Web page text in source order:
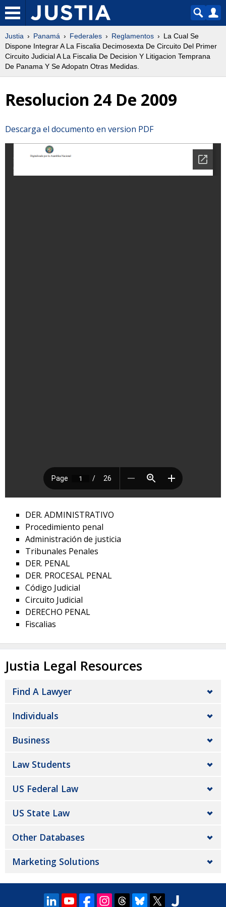
Justia Panamá Federales Reglamentos
La Cual Se
Dispone Integrar A La Fiscalia Decimosexta De Circuito Del Primer
Circuito Judicial A La Fiscalia De Decision Y Litigacion Temprana
De Panama Y Se Adopatn Otras Medidas.
Resolucion 24 De 2009
Descarga el documento en version PDF
DER. ADMINISTRATIVO
Procedimiento penal
Administración de justicia
Tribunales Penales
DER. PENAL
DER. PROCESAL PENAL
Código Judicial
Circuito Judicial
DERECHO PENAL
Fiscalias
Justia Legal Resources
Find A Lawyer
Individuals
Business
Law Students
US Federal Law
US State Law
Other Databases
Marketing Solutions